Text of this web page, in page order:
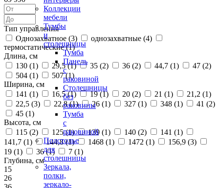
Коллекции
мебели
Тумбы
и
столешницы
Тумба
Панель
с
раковиной
Столешницы
без
раковины
Тумба
с
раковиной
Подстолье
для
столешницы
Зеркала,
полки,
зеркало-
Тип управления
Однозахватное (3) однозахватные (4)
термостатические (1)
Длина, см
130 (1) 29,5 (1) 35 (2) 36 (2) 44,7 (1) 47 (2)
504 (1) 507 (1)
Ширина, см
141 (1) 16,5 (1) 19 (1) 20 (2) 21 (1) 21,2 (1)
22,5 (3) 22,8 (1) 26 (1) 327 (1) 348 (1) 41 (2)
45 (1)
Высота, см
115 (2) 125 (1) 139 (1) 140 (2) 141 (1)
141,7 (1) 144,8 (1) 1468 (1) 1472 (1) 156,9 (3)
19 (1) 36 (1) 7 (1)
Глубина, см
15
26